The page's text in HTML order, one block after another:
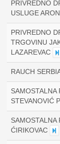
PRIVREDNO
USLUGE
PRIVREDNO
TRGOVINU
LAZAREVAC
RAUCH
SAMOSTALNA
STEVANOVIĆ
SAMOSTALNA
ĆIRIKOVAC